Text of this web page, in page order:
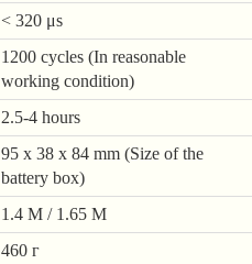
< 320 μs
1200 cycles (In reasonable
working condition)
2.5-4 hours
95 x 38 x 84 mm (Size of the
battery box)
1.4 M / 1.65 M
460 г